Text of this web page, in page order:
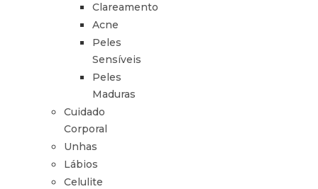
Clareamento
Acne
Peles
Sensíveis
Peles
Maduras
Cuidado
Corporal
Unhas
Lábios
Celulite